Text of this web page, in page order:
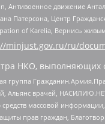
Антивоенное движение
Патерсона, Центр
of Karelia, Вернись
minjust.gov.ru/ru/
НКО, выполняющих
группа
Альянс врачей,
средств массовой
прав граждан,